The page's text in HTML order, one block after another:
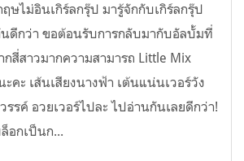
ฤษไม่อินเกิร์ลกรุ๊ป มารู้จักกับเกิร์ลกรุ๊ป
ดีกว่า ขอต้อนรับการกลับมากับอัลบั้มที่
กสี่สาวมากความสามารถ Little Mix
ะคะ เส้นเสียงนางฟ้า เต้นแน่นเวอร์วัง
รรค์ อวยเวอร์ไปละ ไปอ่านกันเลยดีกว่า!
อกเป็นก...